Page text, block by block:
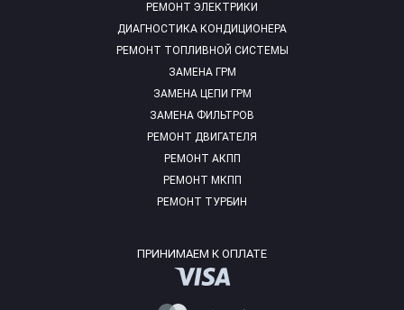
РЕМОНТ ЭЛЕКТРИКИ
ДИАГНОСТИКА КОНДИЦИОНЕРА
РЕМОНТ ТОПЛИВНОЙ СИСТЕМЫ
ЗАМЕНА ГРМ
ЗАМЕНА ЦЕПИ ГРМ
ЗАМЕНА ФИЛЬТРОВ
РЕМОНТ ДВИГАТЕЛЯ
РЕМОНТ АКПП
РЕМОНТ МКПП
РЕМОНТ ТУРБИН
ПРИНИМАЕМ К ОПЛАТЕ